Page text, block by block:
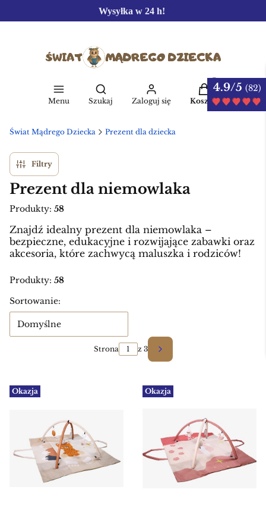
Wysyłka w 24 h!
Menu
Otwórz wyszukiwarkę
Szukaj Zaloguj się
Produkty w
Koszyk
Świat Mądrego Dziecka Prezent dla dziecka
Filtry
Prezent dla niemowlaka
Produkty: 58
Znajdź idealny prezent dla niemowlaka –
bezpieczne, edukacyjne i rozwijające zabawki oraz
akcesoria, które zachwycą maluszka i rodziców!
Produkty: 58
Lista produktów
Sortowanie:
Domyślne
Strona z 3 Następne produkty
Okazja Okazja
4.9/5 (82)